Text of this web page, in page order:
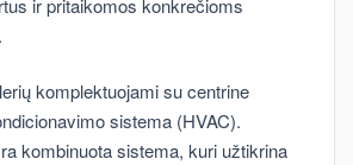
komplektuojami su centrine
sistema (HVAC).
kombinuota sistema, kuri užtikrina